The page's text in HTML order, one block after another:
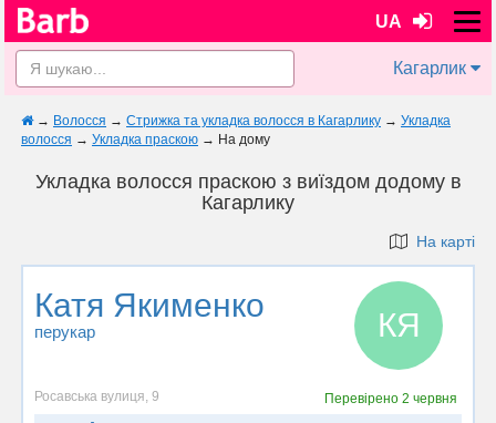
UA
Кагарлик
→ Волосся → Стрижка та укладка волосся в Кагарлику → Укладка
волосся → Укладка праскою → На дому
Укладка волосся праскою з виїздом додому в
Кагарлику
На карті
Катя Якименко
перукар КЯ
Росавська вулиця, 9 Перевірено 2 червня